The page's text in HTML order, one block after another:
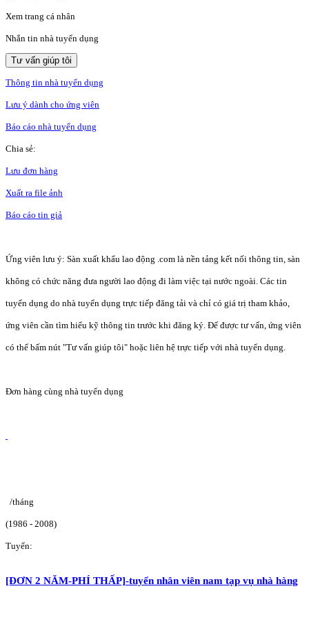
Xem trang cá nhân
Nhắn tin nhà tuyển dụng
Tư vấn giúp tôi
Thông tin nhà tuyển dụng
Lưu ý dành cho ứng viên
Báo cáo nhà tuyển dụng
Chia sẻ:
Lưu đơn hàng
Xuất ra file ảnh
Báo cáo tin giả
Ứng viên lưu ý: Sàn xuất khẩu lao động .com là nền tảng kết nối thông tin, sàn
không có chức năng đưa người lao động đi làm việc tại nước ngoài. Các tin
tuyển dụng do nhà tuyển dụng trực tiếp đăng tải và chỉ có giá trị tham khảo,
ứng viên cần tìm hiểu kỹ thông tin trước khi đăng ký. Để được tư vấn, ứng viên
có thể bấm nút "Tư vấn giúp tôi" hoặc liên hệ trực tiếp với nhà tuyển dụng.
Đơn hàng cùng nhà tuyển dụng
/tháng
(1986 - 2008)
Tuyển:
[ĐƠN 2 NĂM-PHÍ THẤP]-tuyển nhân viên nam tạp vụ nhà hàng